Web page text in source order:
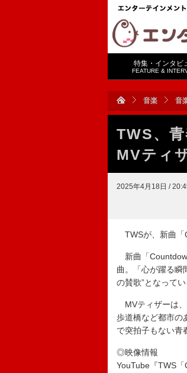
特集・インタビ
FEATURE &
音楽 音
TWS、
MVティ
2025年4月18日 /
TWSが、新曲「
新曲「
曲。「心が躍る瞬
の賛歌”となってい
MVティザーは、
歩道橋など都市の
で突拍子もない青
◎映像情報
YouTube『TWS「